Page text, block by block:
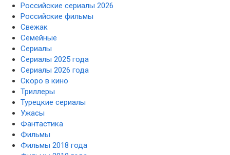
Российские сериалы 2026
Российские фильмы
Свежак
Семейные
Сериалы
Сериалы 2025 года
Сериалы 2026 года
Скоро в кино
Триллеры
Турецкие сериалы
Ужасы
Фантастика
Фильмы
Фильмы 2018 года